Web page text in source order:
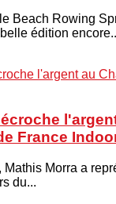
Beach Rowing
édition
France
Mathis Morra a
du...